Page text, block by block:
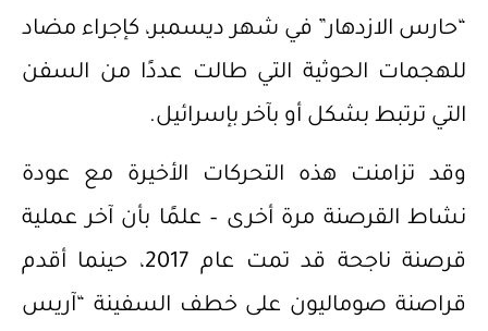
“حارس الازدهار” في شهر ديسمبر، كإجراء مضاد
للهجمات الحوثية التي طالت عددًا من السفن
التي ترتبط بشكل أو بآخر بإسرائيل.
وقد تزامنت هذه التحركات الأخيرة مع عودة
نشاط القرصنة مرة أخرى – علمًا بأن آخر عملية
قرصنة ناجحة قد تمت عام 2017، حينما أقدم
قراصنة صوماليون على خطف السفينة “آريس